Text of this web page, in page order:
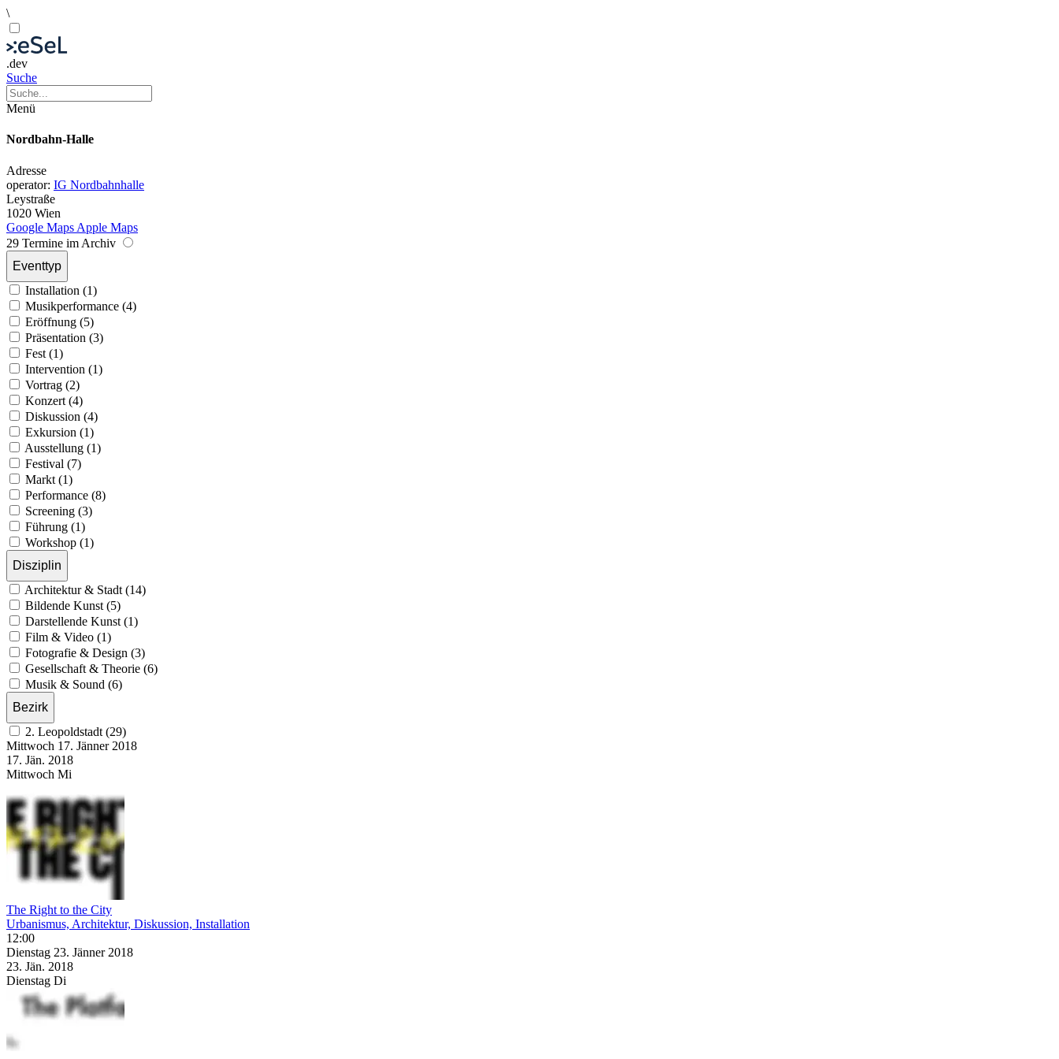
\
.dev
Suche
Menü
Nordbahn-Halle
Adresse
operator: IG Nordbahnhalle
Leystraße
1020 Wien
Google Maps Apple Maps
29 Termine im Archiv
Eventtyp
Installation (1)
Musikperformance (4)
Eröffnung (5)
Präsentation (3)
Fest (1)
Intervention (1)
Vortrag (2)
Konzert (4)
Diskussion (4)
Exkursion (1)
Ausstellung (1)
Festival (7)
Markt (1)
Performance (8)
Screening (3)
Führung (1)
Workshop (1)
Disziplin
Architektur & Stadt (14)
Bildende Kunst (5)
Darstellende Kunst (1)
Film & Video (1)
Fotografie & Design (3)
Gesellschaft & Theorie (6)
Musik & Sound (6)
Bezirk
2. Leopoldstadt (29)
Mittwoch 17. Jänner 2018
17. Jän. 2018
Mittwoch Mi
The Right to the City
Urbanismus, Architektur, Diskussion, Installation
12:00
Dienstag 23. Jänner 2018
23. Jän. 2018
Dienstag Di